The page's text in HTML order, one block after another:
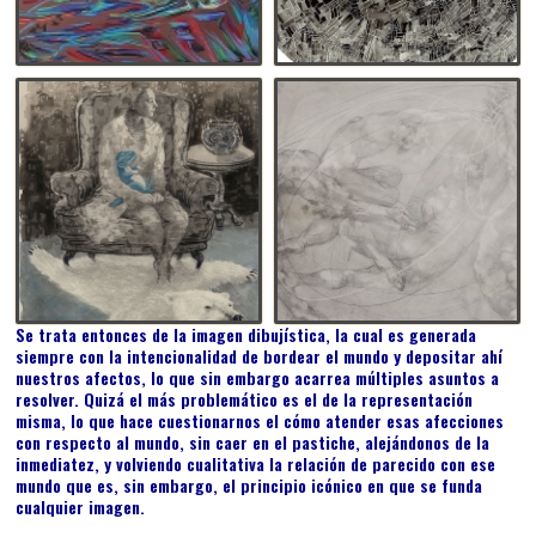
Se trata entonces de la imagen dibujística, la cual es generada
siempre con la intencionalidad de bordear el mundo y depositar ahí
nuestros afectos, lo que sin embargo acarrea múltiples asuntos a
resolver. Quizá el más problemático es el de la representación
misma, lo que hace cuestionarnos el cómo atender esas afecciones
con respecto al mundo, sin caer en el pastiche, alejándonos de la
inmediatez, y volviendo cualitativa la relación de parecido con ese
mundo que es, sin embargo, el principio icónico en que se funda
cualquier imagen.